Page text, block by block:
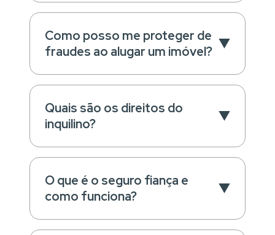
Como posso me proteger de
fraudes ao alugar um imóvel?
Quais são os direitos do
inquilino?
O que é o seguro fiança e
como funciona?